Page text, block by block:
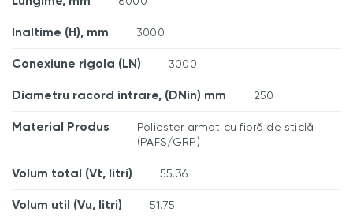
Inaltime (H), mm 3000
Conexiune rigola (LN) 3000
Diametru racord intrare, (DNin) mm 250
Material Produs
Poliester armat cu fibră de sticlă
(PAFS/GRP)
Volum total (Vt, litri) 55.36
Volum util (Vu, litri) 51.75